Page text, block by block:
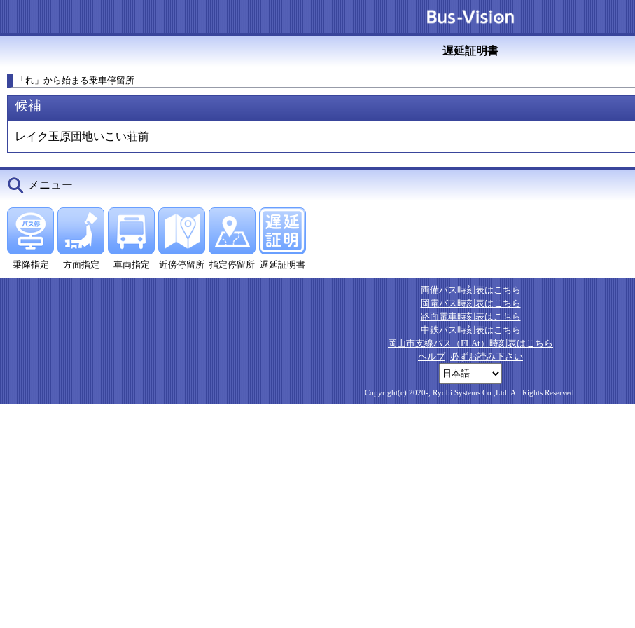
遅延証明書
「れ」から始まる乗車停留所
候補
レイク玉原団地いこい荘前
メニュー
乗降指定 方面指定 車両指定 近傍停留所 指定停留所 遅延証明書
両備バス時刻表はこちら
岡電バス時刻表はこちら
路面電車時刻表はこちら
中鉄バス時刻表はこちら
岡山市支線バス（FLAt）時刻表はこちら
ヘルプ 必ずお読み下さい
Copyright(c) 2020-, Ryobi Systems Co.,Ltd. All Rights Reserved.